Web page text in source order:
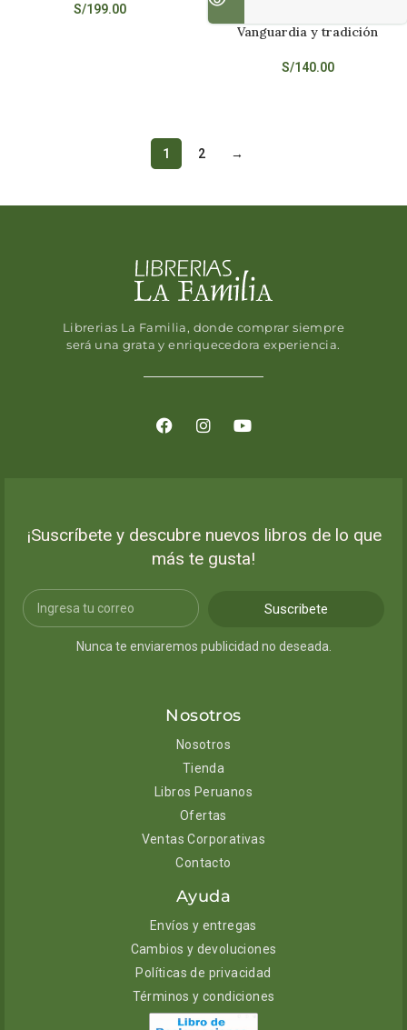
S/199.00
Vanguardia y tradición
S/140.00
1 2 →
Librerias La Familia, donde comprar siempre
será una grata y enriquecedora experiencia.
¡Suscríbete y descubre nuevos libros de lo que
más te gusta!
Suscribete
Nunca te enviaremos publicidad no deseada.
Nosotros
Nosotros
Tienda
Libros Peruanos
Ofertas
Ventas Corporativas
Contacto
Ayuda
Envíos y entregas
Cambios y devoluciones
Políticas de privacidad
Términos y condiciones